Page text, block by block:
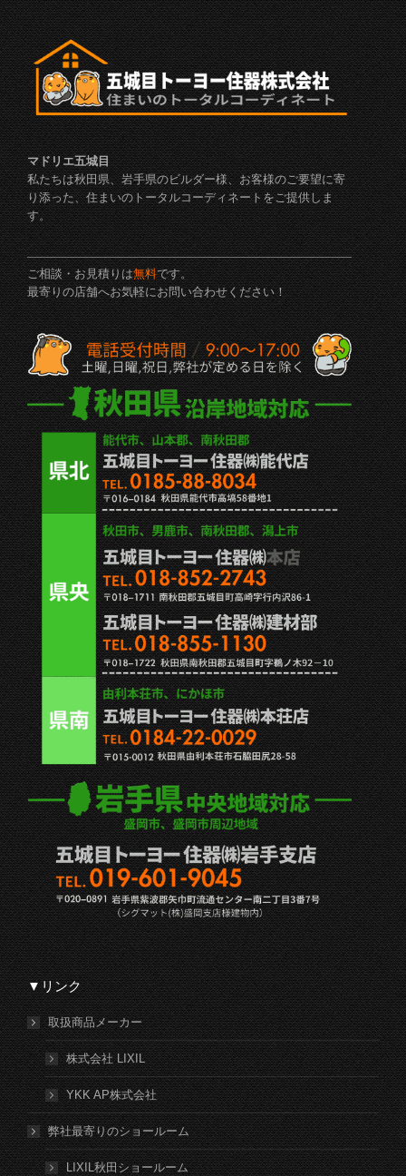
マドリエ五城目
私たちは秋田県、岩手県のビルダー様、お客様のご要望に寄
り添った、住まいのトータルコーディネートをご提供しま
す。
ご相談・お見積りは無料です。
最寄りの店舗へお気軽にお問い合わせください！
▼リンク
取扱商品メーカー
株式会社 LIXIL
YKK AP株式会社
弊社最寄りのショールーム
LIXIL秋田ショールーム